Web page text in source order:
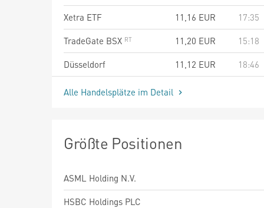
Xetra ETF
11,16 EUR
17:35
TradeGate BSX
11,20 EUR
15:18
Düsseldorf
11,12 EUR 18:46
Alle Handelsplätze im Detail
Größte Positionen
ASML Holding N.V.
HSBC Holdings PLC